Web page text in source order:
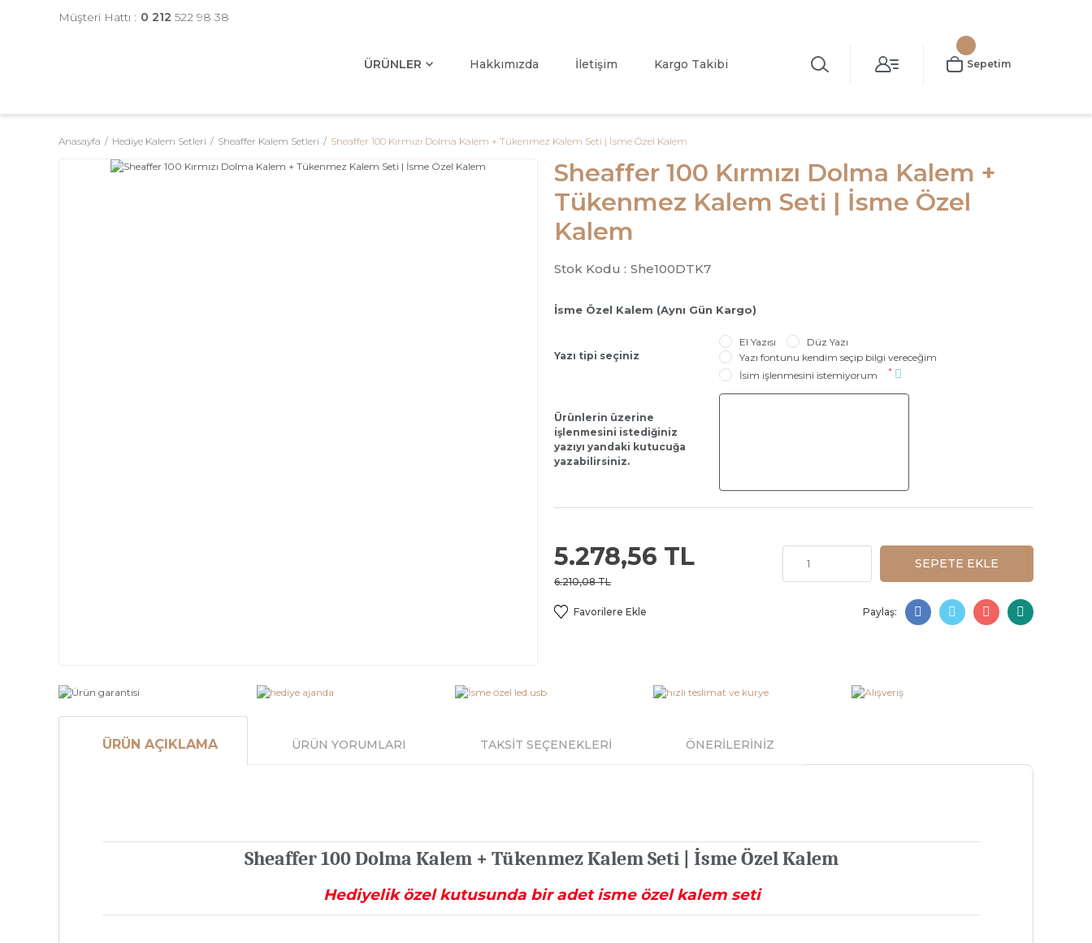
Müşteri Hattı : 0 212 522 98 38
ÜRÜNLER Hakkımızda İletişim Kargo Takibi Sepetim
Anasayfa Hediye Kalem Setleri Sheaffer Kalem Setleri Sheaffer 100 Kırmızı Dolma Kalem + Tükenmez Kalem Seti | İsme Özel Kalem
Sheaffer 100 Kırmızı Dolma Kalem +
Tükenmez Kalem Seti | İsme Özel
Kalem
Stok Kodu : She100DTK7
İsme Özel Kalem (Aynı Gün Kargo)
Yazı tipi seçiniz
El Yazısı
Düz Yazı
Yazı fontunu kendim seçip bilgi vereceğim
İsim işlenmesini istemiyorum
*
Ürünlerin üzerine
işlenmesini istediğiniz
yazıyı yandaki kutucuğa
yazabilirsiniz.
5.278,56 TL
6.210,08 TL
SEPETE EKLE
Paylaş:
ÜRÜN AÇIKLAMA ÜRÜN YORUMLARI TAKSİT SEÇENEKLERİ ÖNERİLERİNİZ
Sheaffer 100 Dolma Kalem + Tükenmez Kalem Seti | İsme Özel Kalem
Hediyelik özel kutusunda bir adet isme özel kalem seti